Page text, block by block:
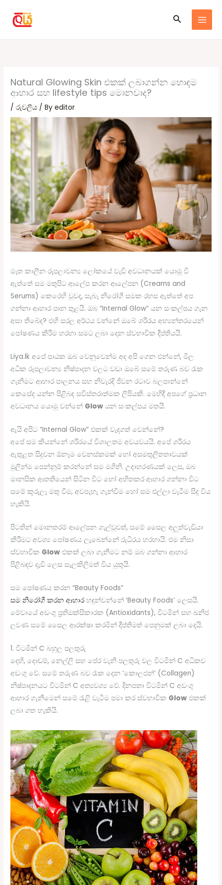
content
Search
Natural Glowing Skin එකක් ලබාගන්න හොඳම
ආහාර සහ lifestyle tips මොනවාද?
/රුවලිය / Byeditor
මෑත කාලීන රූපලාවන්‍ය ලෝකයේ වැඩි අවධානයක් යොමු වී
ඇත්තේ සම මතුපිට ආලේප කරන ආලේපන (Creams and
Serums) කෙරෙහි වුවද, සැබෑ නිරෝගී සමක රහස ඇත්තේ අප
ගන්නා ආහාර පාන තුළයි. ඔබ “Internal Glow” යන සංකල්පය ගැන
අසා තිබේද? එහි සරල අර්ථය වන්නේ ඔබේ ශරීරය අභ්‍යන්තරයෙන්
පෝෂණය කිරීම හරහා සමට ලබා දෙන ස්වභාවික දීප්තියයි.
Liya.lk අපේ පාඨක ඔබ වෙනුවෙන්ම අද අපි ගෙන එන්නේ, මිල
අධික රූපලාවන්‍ය නිෂ්පාදන වලට වඩා ඔබේ සමේ තරුණ බව රැක
ගැනීමට ආහාර පාලනය සහ නිවැරදි ජීවන රටාව බලපාන්නේ
කෙසේද යන්න පිළිබඳ සවිස්තරාත්මක ලිපියකි. මෙහිදී අපගේ ප්‍රධාන
අවධානය යොමු වන්නේ Glow යන සංකල්පය මතයි.
ඇයි අපිට “Internal Glow” එකක් වැදගත් වෙන්නේ?
අපේ සම කියන්නේ ශරීරයේ විශාලතම අවයවයයි. අපේ ශරීරය
ඇතුළත සිදුවන ඕනෑම වෙනස්කමක් හෝ අසමතුලිතතාවයක්
මුලින්ම පෙන්නුම් කරන්නේ සම මගිනි. උදාහරණයක් ලෙස, ඔබ
මානසික ආතතියෙන් සිටින විට හෝ අහිතකර ආහාර ගන්නා විට
සමේ කුරුලෑ මතු වීම, අවපැහැ ගැන්වීම හෝ සම එල්ලා වැටීම සිදු විය
හැකියි.
පිටතින් මොනතරම් ආලේපන ගැල්වූවත්, සමේ සෛල අලුත්වැඩියා
කිරීමට අවශ්‍ය පෝෂණය ලැබෙන්නේ රුධිරය හරහායි. එම නිසා
ස්වභාවික Glow එකක් ලබා ගැනීමට නම් ඔබ ගන්නා ආහාර
පිළිබඳව දැඩි ලෙස සැලකිලිමත් විය යුතුයි.
සම පෝෂණය කරන “Beauty Foods”
සම නිරෝගී කරන ආහාර හඳුන්වන්නේ ‘Beauty Foods’ ලෙසයි.
මේවායේ අඩංගු ප්‍රතිඔක්සිකාරක (Antioxidants), විටමින් සහ ඛනිජ
ලවණ සමේ සෛල ආරක්ෂා කරමින් දීප්තිමත් පෙනුමක් ලබා දෙයි.
1. විටමින් C බහුල පලතුරු
දෙහි, දොඩම්, නෙල්ලි සහ පේර වැනි පලතුරු වල විටමින් C අධිකව
අඩංගු වේ. සමේ තරුණ බව රැක දෙන ‘කොලජන්’ (Collagen)
නිෂ්පාදනයට විටමින් C අත්‍යවශ්‍ය වේ. දිනපතා විටමින් C අඩංගු
ආහාර ගැනීමෙන් සමේ රැළි වැටීම පමා කර ස්වභාවික Glow එකක්
ලබා ගත හැකියි.